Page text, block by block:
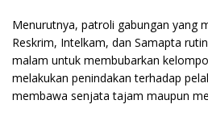
Menurutnya, patroli gabungan yang
Reskrim, Intelkam, dan Samapta
malam untuk membubarkan
melakukan penindakan terhadap
membawa senjata tajam maupun